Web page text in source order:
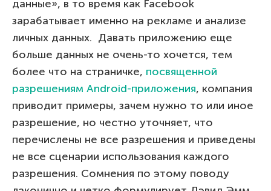
данные», в то время как Facebook
зарабатывает именно на рекламе и анализе
личных данных. Давать приложению еще
больше данных не очень-то хочется, тем
более что на страничке, посвященной
разрешениям Android-приложения, компания
приводит примеры, зачем нужно то или иное
разрешение, но честно уточняет, что
перечислены не все разрешения и приведены
не все сценарии использования каждого
разрешения. Сомнения по этому поводу